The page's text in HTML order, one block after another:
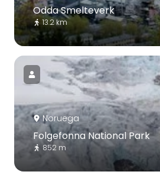
Odda Smelteverk
13.2 km
Noruega
Folgefonna National Park
852 m